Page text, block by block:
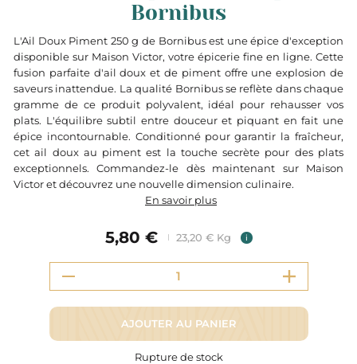
Bornibus
L'Ail Doux Piment 250 g de Bornibus est une épice d'exception
disponible sur Maison Victor, votre épicerie fine en ligne. Cette
fusion parfaite d'ail doux et de piment offre une explosion de
saveurs inattendue. La qualité Bornibus se reflète dans chaque
gramme de ce produit polyvalent, idéal pour rehausser vos
plats. L'équilibre subtil entre douceur et piquant en fait une
épice incontournable. Conditionné pour garantir la fraîcheur,
cet ail doux au piment est la touche secrète pour des plats
exceptionnels. Commandez-le dès maintenant sur Maison
Victor et découvrez une nouvelle dimension culinaire.
En savoir plus
5,80 € 23,20 € Kg i
AJOUTER AU PANIER
Rupture de stock